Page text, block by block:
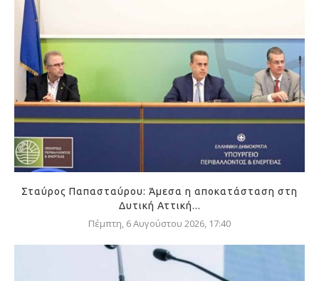
Σταύρος Παπασταύρου: Άμεσα η αποκατάσταση στη
Δυτική Αττική...
Πέμπτη, 6 Αυγούστου 2026, 17:40